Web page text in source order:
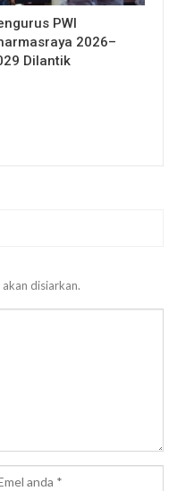
PWI
2026–
Dilantik
disiarkan.